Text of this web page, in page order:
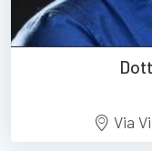
Via